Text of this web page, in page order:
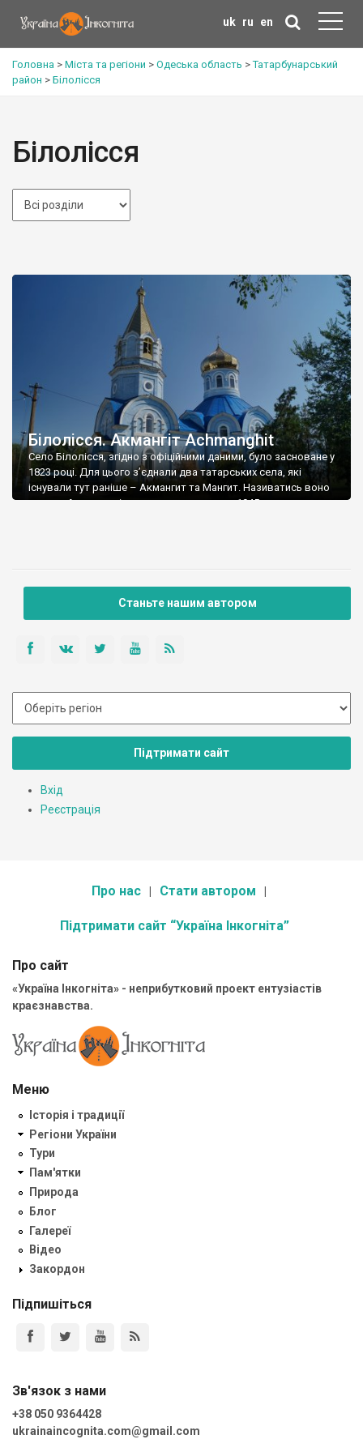
uk ru en
Головна > Міста та регіони > Одеська область >Татарбунарський
район > Білолісся
Білолісся
Білолісся. Акмангіт Achmanghit
Село Білолісся, згідно з офіційними даними, було засноване у
1823 році. Для цього з’єднали два татарських села, які
існували тут раніше – Акмангит та Мангит. Називатись воно
почало Акмангит, і називалося так аж до 1945 року, коли
Станьте нашим автором
Підтримати сайт
Вхід
Реєстрація
Про нас Стати автором
Підтримати сайт “Україна Інкогніта”
Про сайт
«Україна Інкогніта» - неприбутковий проект ентузіастів
краєзнавства.
Меню
Історія і традиції
Регіони України
Тури
Пам'ятки
Природа
Блог
Галереї
Відео
Закордон
Підпишіться
Зв'язок з нами
+38 050 9364428
ukrainaincognita.com@gmail.com